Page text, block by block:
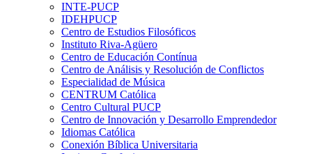
INTE-PUCP
IDEHPUCP
Centro de Estudios Filosóficos
Instituto Riva-Agüero
Centro de Educación Contínua
Centro de Análisis y Resolución de Conflictos
Especialidad de Música
CENTRUM Católica
Centro Cultural PUCP
Centro de Innovación y Desarrollo Emprendedor
Idiomas Católica
Conexión Bíblica Universitaria